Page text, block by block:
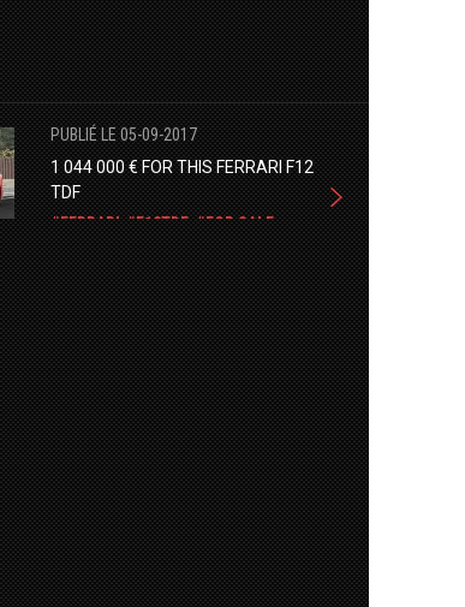
PUBLIÉ LE 05-09-2017
1 044 000 € FOR THIS FERRARI F12
TDF
FERRARI
F12TDF
FOR SALE
HYPERCAR
PUBLIÉ LE 27-06-2016
FOR SALE : KOENIGSEGG AGERA RS -
AL AIN CLASS MOTORS -
KOENIGSEGG
AGERA RS
HYPERCAR
PUBLIÉ LE 09-01-2017
FOR SALE : FERRARI LAFERRARI -
KSA -
LAFERRARI
FERRARI